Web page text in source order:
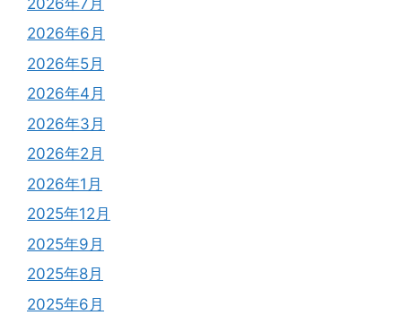
2026年6月
2026年5月
2026年4月
2026年3月
2026年2月
2026年1月
2025年12月
2025年9月
2025年8月
2025年6月